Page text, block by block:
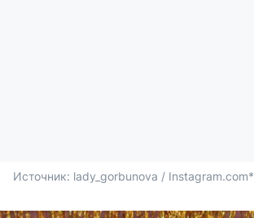
Источник: lady_gorbunova / Instagram.com*